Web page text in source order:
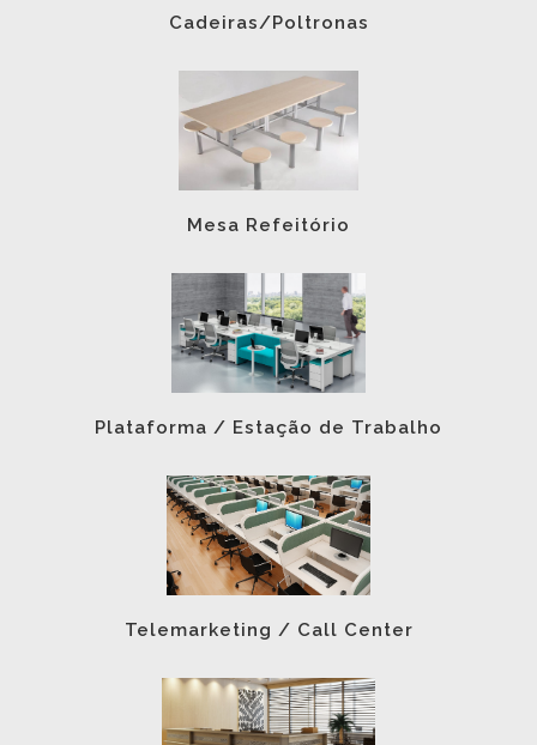
Cadeiras/Poltronas
Mesa Refeitório
Plataforma / Estação de Trabalho
Telemarketing / Call Center